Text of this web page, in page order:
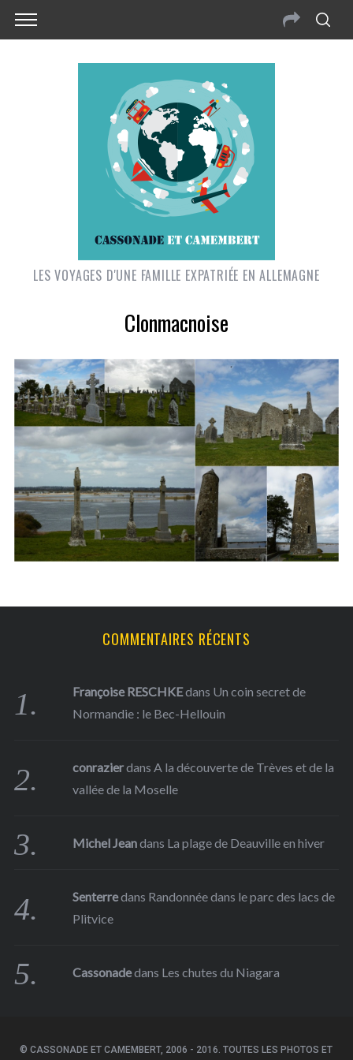
LES VOYAGES D'UNE FAMILLE EXPATRIÉE EN ALLEMAGNE
Clonmacnoise
COMMENTAIRES RÉCENTS
Françoise RESCHKEdans Un coin secret de
Normandie : le Bec-Hellouin
conrazierdansA la découverte de Trèves et de la
vallée de la Moselle
Michel Jeandans La plage de Deauville en hiver
Senterredans Randonnée dans le parc des lacs de
Plitvice
Cassonadedans Les chutes du Niagara
© CASSONADE ET CAMEMBERT, 2006 - 2016. TOUTES LES PHOTOS ET
S
e
r
f